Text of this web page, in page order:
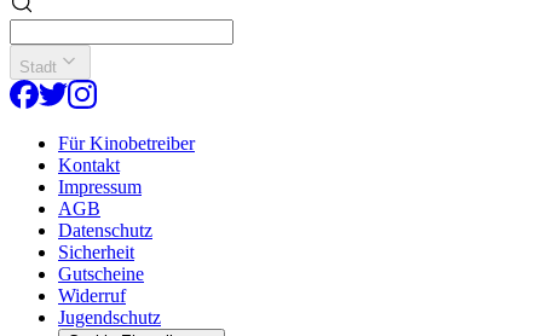
Stadt
Für Kinobetreiber
Kontakt
Impressum
AGB
Datenschutz
Sicherheit
Gutscheine
Widerruf
Jugendschutz